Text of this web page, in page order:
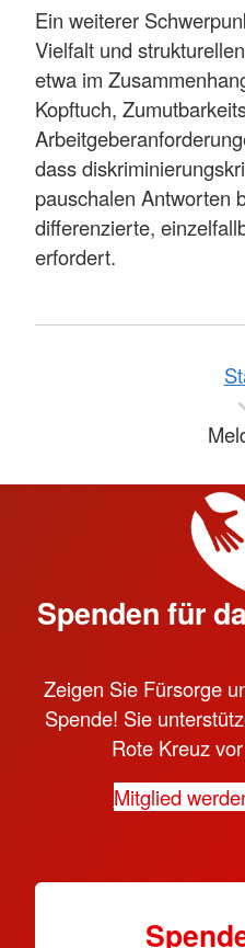
Ein weiterer
Vielfalt und
etwa im
Kopftuch,
dass
pauschalen Antworten
differenzierte,
erfordert.
Spenden für
Zeigen Sie Fürsorge
Spende! Sie
Rote Kreuz
Mitglied